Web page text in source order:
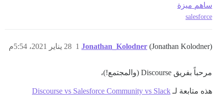
ساهم ميزة
salesforce
Jonathan_Kolodner (Jonathan Kolodner) 28 يناير 2021، 5:54م 1
مرحباً بفريق Discourse (والمجتمع!)،
هذه متابعة لـ Discourse vs Salesforce Community vs Slack